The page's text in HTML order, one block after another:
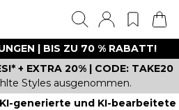
| BIS ZU 70 % RABATT!
+ EXTRA 20% | CODE: TAKE20
Styles ausgenommen.
generierte und KI-bearbeitete